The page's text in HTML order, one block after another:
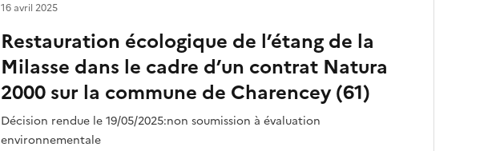
Restauration écologique de l’étang de la
Milasse dans le cadre d’un contrat Natura
2000 sur la commune de Charencey (61)
Décision rendue le 19/05/2025:non soumission à évaluation
environnementale
16 avril 2025